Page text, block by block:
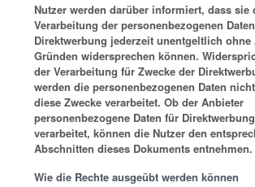
Nutzer werden darüber informiert, dass sie
Verarbeitung der personenbezogenen
Direktwerbung jederzeit unentgeltlich ohne
Gründen widersprechen können.
der Verarbeitung für Zwecke der
werden die personenbezogenen Daten
diese Zwecke verarbeitet. Ob der Anbieter
personenbezogene Daten für
verarbeitet, können die Nutzer den
Abschnitten dieses Dokuments entnehmen.
Wie die Rechte ausgeübt werden können